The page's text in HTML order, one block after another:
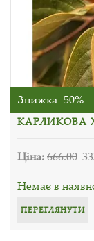
Знижка -50%
КАРЛИКОВА
Ціна:666.00
Немає в
ПЕРЕГЛЯНУТИ